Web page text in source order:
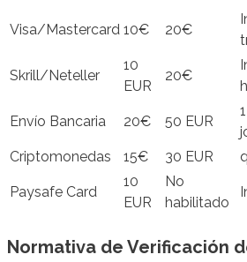
Visa/Mastercard 10€ 20€
Skrill/Neteller
10
EUR
20€
Envío Bancaria 20€ 50 EUR
Criptomonedas
15€ 30 EUR
Paysafe Card
10
EUR
No
habilitado
Normativa de Verificación